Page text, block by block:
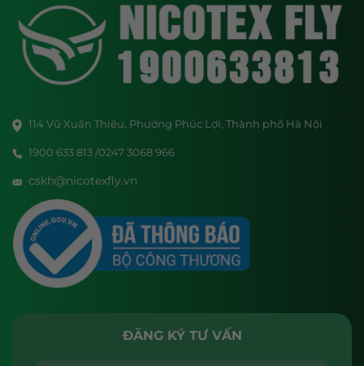
114 Vũ Xuân Thiều, Phường Phúc Lợi, Thành phố Hà Nội
1900 633 813 /0247 3068 966
cskh@nicotexfly.vn
ĐĂNG KÝ TƯ VẤN